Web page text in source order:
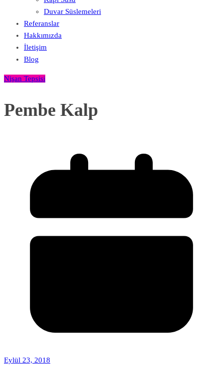
Duvar Süslemeleri
Referanslar
Hakkımızda
İletişim
Blog
Nişan Tepsisi
Pembe Kalp
Eylül 23, 2018